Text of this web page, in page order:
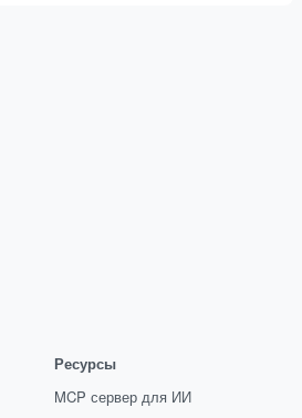
Ресурсы
MCP сервер для ИИ